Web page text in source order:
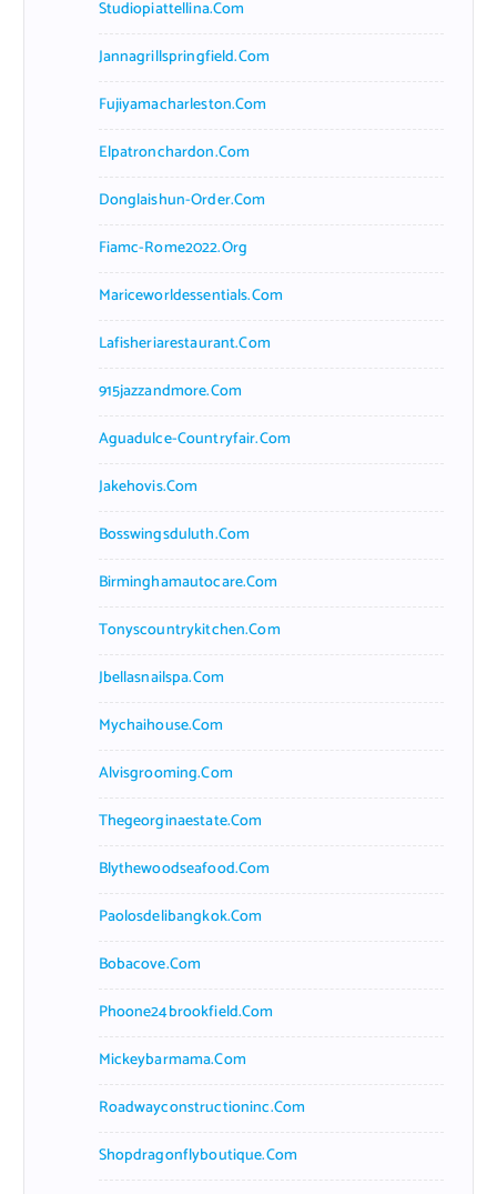
Studiopiattellina.com
Jannagrillspringfield.com
Fujiyamacharleston.com
Elpatronchardon.com
Donglaishun-Order.com
Fiamc-Rome2022.org
Mariceworldessentials.com
Lafisheriarestaurant.com
915jazzandmore.com
Aguadulce-Countryfair.com
Jakehovis.com
Bosswingsduluth.com
Birminghamautocare.com
Tonyscountrykitchen.com
Jbellasnailspa.com
Mychaihouse.com
Alvisgrooming.com
Thegeorginaestate.com
Blythewoodseafood.com
Paolosdelibangkok.com
Bobacove.com
Phoone24brookfield.com
Mickeybarmama.com
Roadwayconstructioninc.com
Shopdragonflyboutique.com